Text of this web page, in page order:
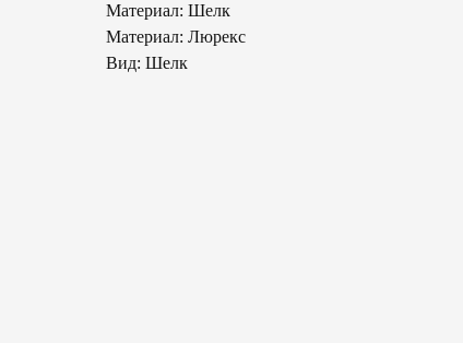
Материал: Шелк
Материал: Люрекс
Вид: Шелк